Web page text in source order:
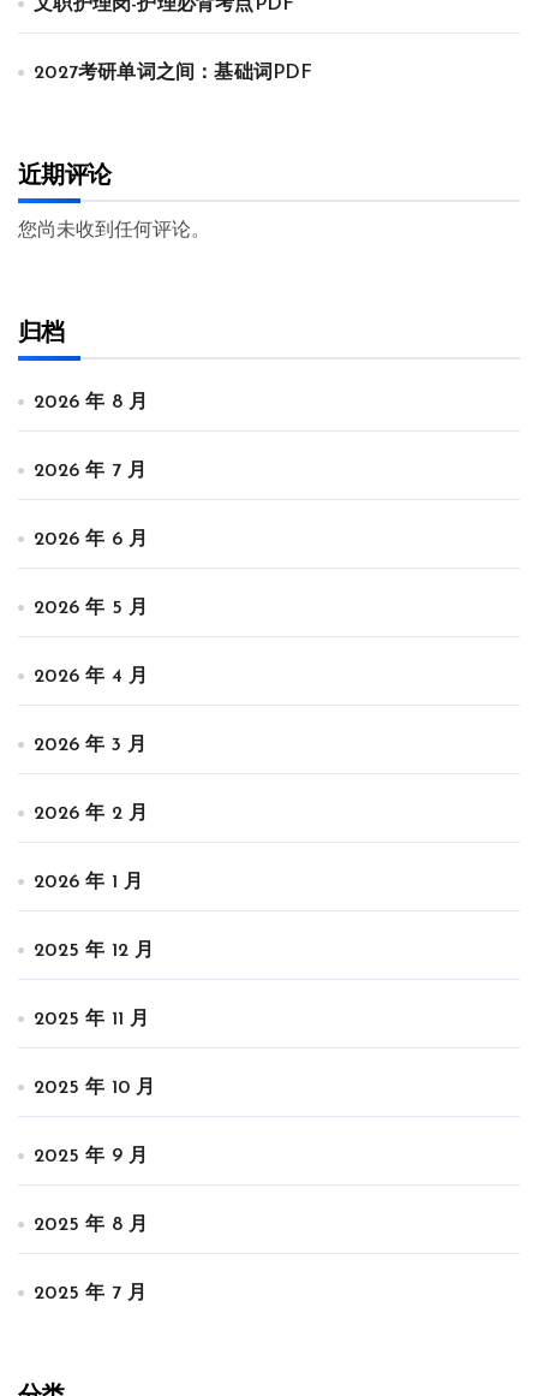
文职护理岗-护理必背考点PDF
2027考研单词之间：基础词PDF
近期评论
您尚未收到任何评论。
归档
2026 年 8 月
2026 年 7 月
2026 年 6 月
2026 年 5 月
2026 年 4 月
2026 年 3 月
2026 年 2 月
2026 年 1 月
2025 年 12 月
2025 年 11 月
2025 年 10 月
2025 年 9 月
2025 年 8 月
2025 年 7 月